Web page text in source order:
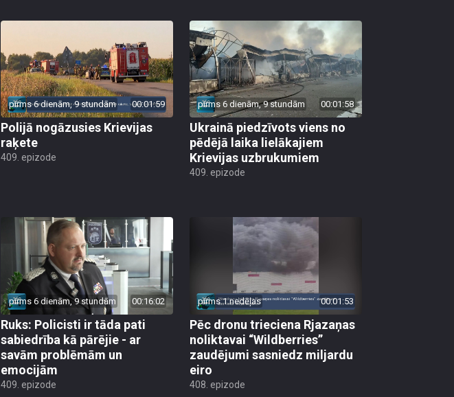
pirms 6 dienām, 9 stundām 00:01:59
Polijā nogāzusies Krievijas
raķete
409. epizode
pirms 6 dienām, 9 stundām 00:01:58
Ukrainā piedzīvots viens no
pēdējā laika lielākajiem
Krievijas uzbrukumiem
409. epizode
pirms 6 dienām, 9 stundām 00:16:02
Ruks: Policisti ir tāda pati
sabiedrība kā pārējie - ar
savām problēmām un
emocijām
409. epizode
pirms 1 nedēļas 00:01:53
Pēc dronu trieciena Rjazaņas
noliktavai “Wildberries”
zaudējumi sasniedz miljardu
eiro
408. epizode